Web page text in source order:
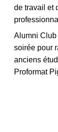
de travail et
Alumni
soirée pour
anciens
Proformat